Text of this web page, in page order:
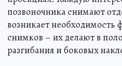
позвоночника снимают
возникает необходимость
снимков – их делают в
разгибания и боковых